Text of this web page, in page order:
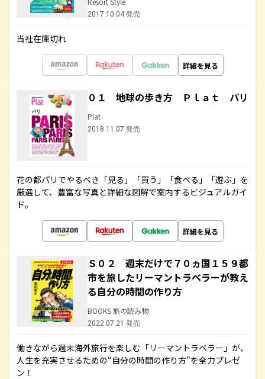
2017.10.04 発売
当社在庫切れ
詳細を見る
０１ 地球の歩き方 Ｐｌａｔ パリ
Plat
2018.11.07 発売
花の都パリでやるべき「見る」「買う」「食べる」「遊ぶ」を
厳選して、豊富な写真と詳細な図解で案内するビジュアルガイ
ド。
詳細を見る
Ｓ０２ 週末だけで７０ヵ国１５９都
市を旅したリーマントラベラーが教え
る自分の時間の作り方
BOOKS 旅の読み物
2022.07.21 発売
働きながら週末海外旅行を楽しむ「リーマントラベラー」が、
人生を充実させるための“自分の時間の作り方”を全力プレゼ
ン！